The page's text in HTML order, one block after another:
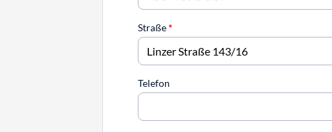
Straße*
Telefon